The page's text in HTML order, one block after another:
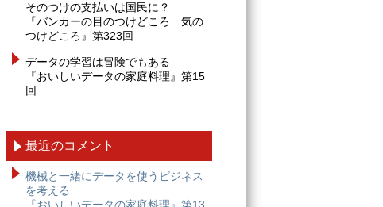
そのつけの支払いは国民に？
『バンカーの目のつけどころ 気の
つけどころ』第323回
データの学習は冒険でもある
『おいしいデータの家庭料理』第15
回
最近のコメント
機械と一緒にデータを使うビジネス
を考える